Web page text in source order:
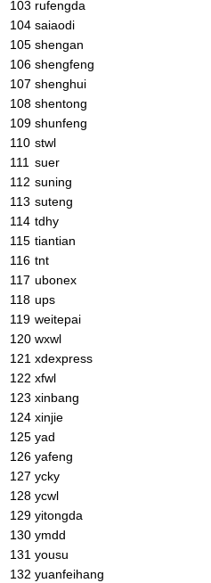
103 rufengda
104 saiaodi
105 shengan
106 shengfeng
107 shenghui
108 shentong
109 shunfeng
110 stwl
111 suer
112 suning
113 suteng
114 tdhy
115 tiantian
116 tnt
117 ubonex
118 ups
119 weitepai
120 wxwl
121 xdexpress
122 xfwl
123 xinbang
124 xinjie
125 yad
126 yafeng
127 ycky
128 ycwl
129 yitongda
130 ymdd
131 yousu
132 yuanfeihang